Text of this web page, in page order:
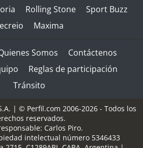
Rolling Stone
Sport Buzz
Maxima
Somos
Contáctenos
Reglas de participación
Tránsito
| © Perfil.com 2006-2026 - Todos los
reservados.
Carlos Piro.
intelectual número 5346433